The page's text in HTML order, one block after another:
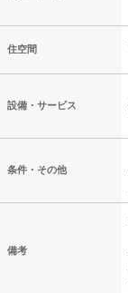
住空間
設備・サービス
条件・その他
備考